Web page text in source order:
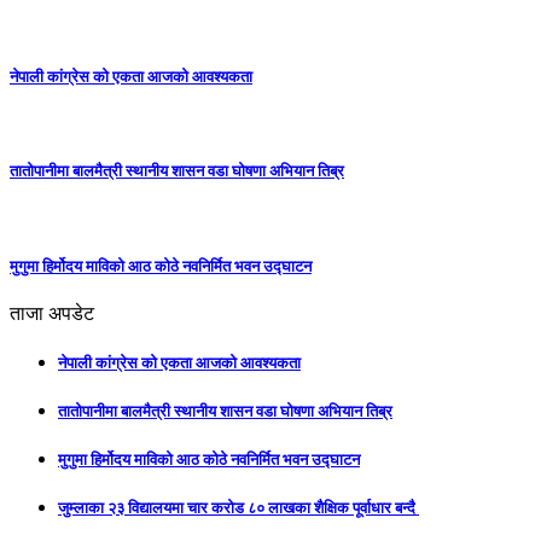
नेपाली कांग्रेस को एकता आजको आवश्यकता
तातोपानीमा बालमैत्री स्थानीय शासन वडा घोषणा अभियान तिब्र
मुगुमा हिर्मोदय माविको आठ कोठे नवनिर्मित भवन उद्घाटन
ताजा अपडेट
नेपाली कांग्रेस को एकता आजको आवश्यकता
तातोपानीमा बालमैत्री स्थानीय शासन वडा घोषणा अभियान तिब्र
मुगुमा हिर्मोदय माविको आठ कोठे नवनिर्मित भवन उद्घाटन
जुम्लाका २३ विद्यालयमा चार करोड ८० लाखका शैक्षिक पूर्वाधार बन्दै